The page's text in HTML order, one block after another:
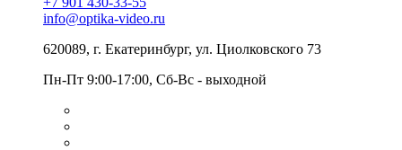
info@optika-video.ru
620089, г. Екатеринбург, ул. Циолковского 73
Пн-Пт 9:00-17:00, Сб-Вс - выходной